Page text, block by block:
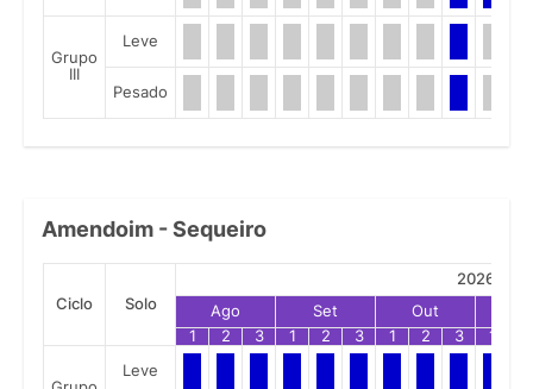
Grupo
III
Leve
Pesado
Amendoim - Sequeiro
Ciclo Solo
2026
Ago
Set Out
1
2 3 1 2 3 1 2 3 1
Leve